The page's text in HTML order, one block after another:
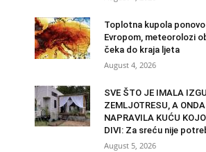
Toplotna kupola ponovo
Evropom, meteorolozi
čeka do kraja ljeta
August 4, 2026
SVE ŠTO JE IMALA
ZEMLJOTRESU, A
NAPRAVILA KUĆU
DIVI: Za sreću nije
August 5, 2026